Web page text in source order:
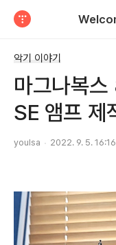
악기 이야기
마그나복
SE 앰프 제
youlsa 2022. 9. 5. 16:16